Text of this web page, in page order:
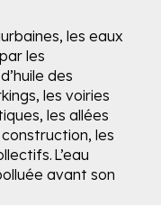
les eaux
les
des
les voiries
les allées
les
L’eau
avant son